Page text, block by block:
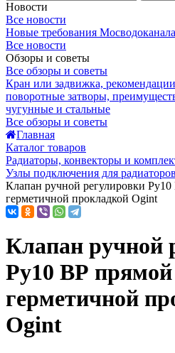
Новости
Все новости
Новые требования
Все новости
Обзоры и советы
Все обзоры и советы
Кран или задвижка,
поворотные затворы,
чугунные и стальные
Все обзоры и советы
Главная
Каталог товаров
Радиаторы, конвекторы и
Узлы подключения для радиаторов
Клапан ручной регулировки
герметичной прокладкой Ogint
Клапан ручной
Ру10 ВР
герметичной
Ogint